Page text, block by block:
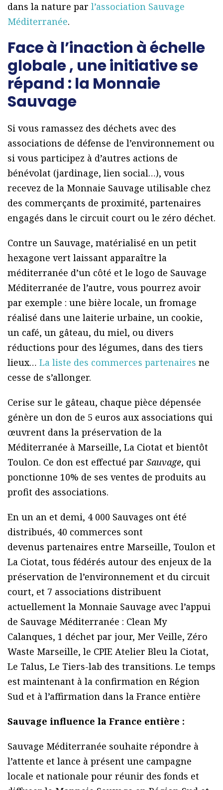
dans la nature par l’association Sauvage
Méditerranée.
Face à l’inaction à échelle
globale , une initiative se
répand : la Monnaie
Sauvage
Si vous ramassez des déchets avec des
associations de défense de l’environnement ou
si vous participez à d’autres actions de
bénévolat (jardinage, lien social…), vous
recevez de la Monnaie Sauvage utilisable chez
des commerçants de proximité, partenaires
engagés dans le circuit court ou le zéro déchet.
Contre un Sauvage, matérialisé en un petit
hexagone vert laissant apparaître la
méditerranée d’un côté et le logo de Sauvage
Méditerranée de l’autre, vous pourrez avoir
par exemple : une bière locale, un fromage
réalisé dans une laiterie urbaine, un cookie,
un café, un gâteau, du miel, ou divers
réductions pour des légumes, dans des tiers
lieux… La liste des commerces partenaires ne
cesse de s’allonger.
Cerise sur le gâteau, chaque pièce dépensée
génère un don de 5 euros aux associations qui
œuvrent dans la préservation de la
Méditerranée à Marseille, La Ciotat et bientôt
Toulon. Ce don est effectué par Sauvage, qui
ponctionne 10% de ses ventes de produits au
profit des associations.
En un an et demi, 4 000 Sauvages ont été
distribués, 40 commerces sont
devenus partenaires entre Marseille, Toulon et
La Ciotat, tous fédérés autour des enjeux de la
préservation de l’environnement et du circuit
court, et 7 associations distribuent
actuellement la Monnaie Sauvage avec l’appui
de Sauvage Méditerranée : Clean My
Calanques, 1 déchet par jour, Mer Veille, Zéro
Waste Marseille, le CPIE Atelier Bleu la Ciotat,
Le Talus, Le Tiers-lab des transitions. Le temps
est maintenant à la confirmation en Région
Sud et à l’affirmation dans la France entière
Sauvage influence la France entière :
Sauvage Méditerranée souhaite répondre à
l’attente et lance à présent une campagne
locale et nationale pour réunir des fonds et